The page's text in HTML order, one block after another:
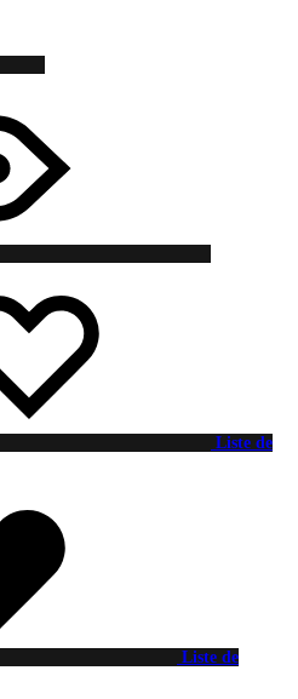
Liste de
Liste de